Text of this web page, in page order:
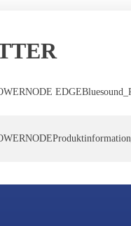
EDGE